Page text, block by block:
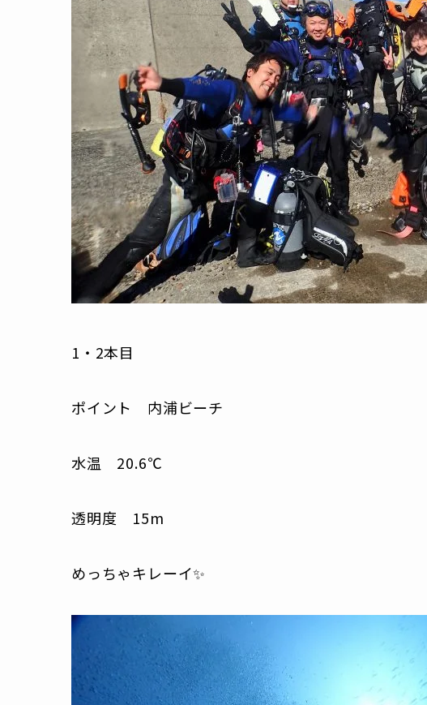
1・2本目
ポイント 内浦ビーチ
水温 20.6℃
透明度 15m
めっちゃキレーイ✨